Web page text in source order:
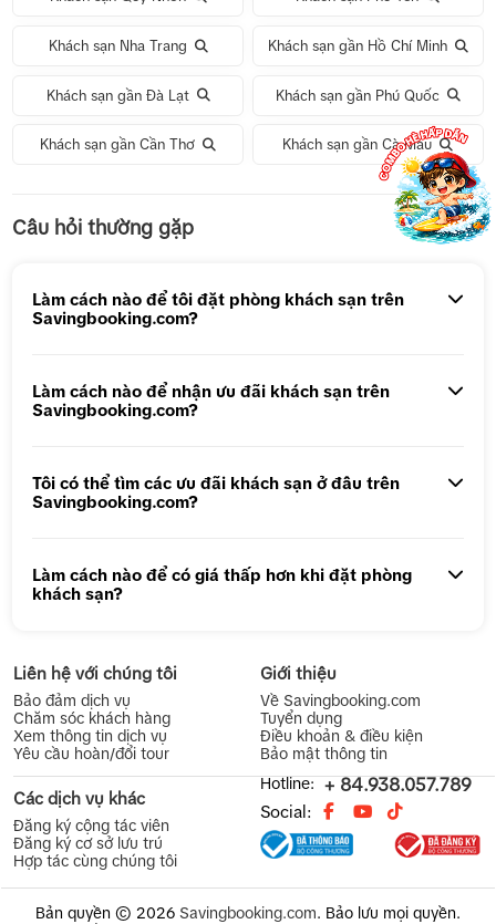
Khách sạn Nha Trang Khách sạn gần Hồ Chí Minh
Khách sạn gần Đà Lạt Khách sạn gần Phú Quốc
Khách sạn gần Cần Thơ Khách sạn gần Cà Mau
Tour 5N4Đ Hà Nội – Bali – Hà Nội
Tour 1 Ngày Động Phong Nha
Câu hỏi thường gặp
Làm cách nào để tôi đặt phòng khách sạn trên
Savingbooking.com?
Làm cách nào để nhận ưu đãi khách sạn trên
Savingbooking.com?
Tôi có thể tìm các ưu đãi khách sạn ở đâu trên
Savingbooking.com?
Làm cách nào để có giá thấp hơn khi đặt phòng
khách sạn?
Liên hệ với chúng tôi
Bảo đảm dịch vụ
Chăm sóc khách hàng
Xem thông tin dịch vụ
Yêu cầu hoàn/đổi tour
Giới thiệu
Về Savingbooking.com
Tuyển dụng
Điều khoản & điều kiện
Bảo mật thông tin
Các dịch vụ khác
Đăng ký cộng tác viên
Đăng ký cơ sở lưu trú
Hợp tác cùng chúng tôi
Hotline: + 84.938.057.789
Social:
Bản quyền © 2026 Savingbooking.com. Bảo lưu mọi quyền.